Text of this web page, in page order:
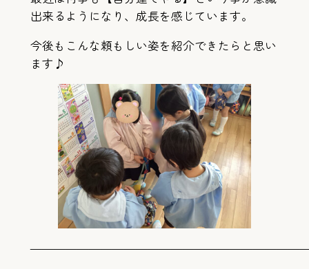
出来るようになり、成長を感じています。
今後もこんな頼もしい姿を紹介できたらと思い
ます♪